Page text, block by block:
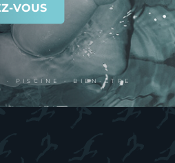
VOUS
• PISCINE • BIEN-ÊTRE